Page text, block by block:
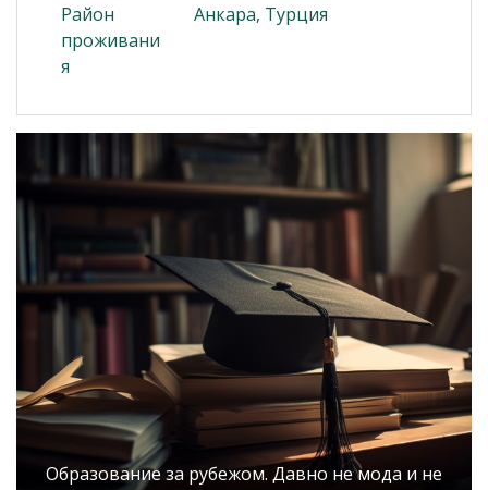
Район
проживани
я
Анкара, Турция
Образование за рубежом. Давно не мода и не